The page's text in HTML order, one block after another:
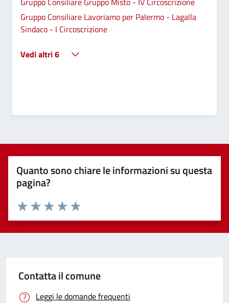
Gruppo Consiliare Lavoriamo per Palermo - Lagalla
Sindaco - I Circoscrizione
Vedi altri 6
Quanto sono chiare le informazioni su questa
pagina?
Valuta 5 stelle su 5
Valuta 4 stelle su 5
Valuta 3 stelle su 5
Valuta 2 stelle su 5
Valuta 1 stelle su 5
Contatta il comune
Leggi le domande frequenti